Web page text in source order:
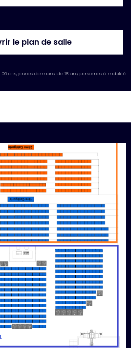
le plan de salle
ans, jeunes de moins de 18 ans, personnes à mobilité